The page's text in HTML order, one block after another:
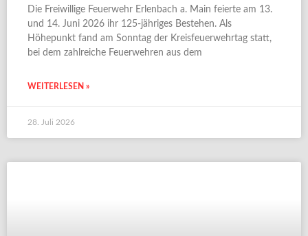
Die Freiwillige Feuerwehr Erlenbach a. Main feierte am 13.
und 14. Juni 2026 ihr 125-jähriges Bestehen. Als
Höhepunkt fand am Sonntag der Kreisfeuerwehrtag statt,
bei dem zahlreiche Feuerwehren aus dem
WEITERLESEN »
28. Juli 2026